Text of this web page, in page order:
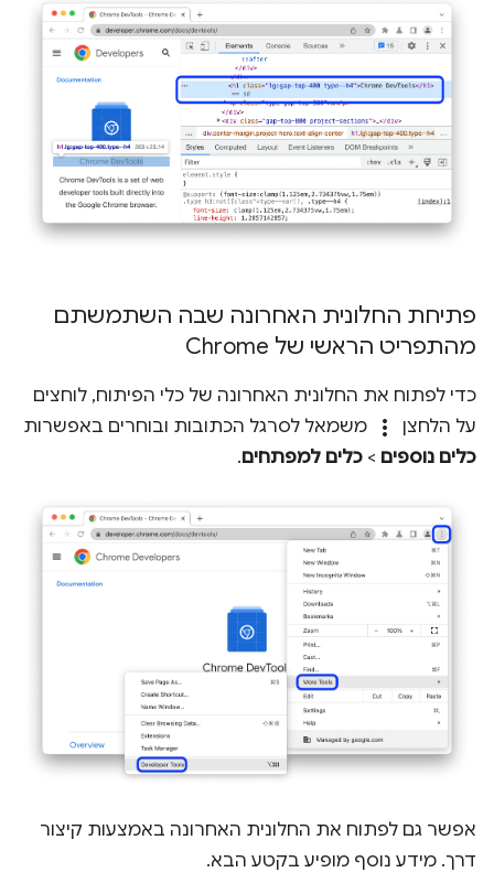
פתיחת החלונית האחרונה שבה השתמשתם
מהתפריט הראשי של Chrome
כדי לפתוח את החלונית האחרונה של כלי הפיתוח, לוחצים
על הלחצן
more_vert
משמאל לסרגל הכתובות ובוחרים באפשרות
כלים נוספים > כלים למפתחים.
אפשר גם לפתוח את החלונית האחרונה באמצעות קיצור
דרך. מידע נוסף מופיע בקטע הבא.